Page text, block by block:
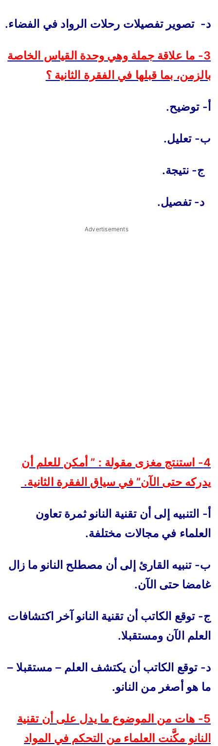
د- تصوير تفصيلات رحلات الرواد في الفضاء.
3- ما علاقة جملة وهي وحدة القياس الخاصة
بالزمن، بما قبلها في الفقرة الثانية ؟
أ- توضيح.
ب- تعليل.
ج- نتيجة.
د- تفصيل.
Advertisements
4- استنتج مغزى مقولة : ” أمكن للعلم أن
يدركه حتى الآن” في سياق الفقرة الثانية.
أ- التنبيه إلى أن تقنية النانو ثمرة تعاون
العلماء في مجالات مختلفة.
ب- تنبيه القارئ إلى أن مصطلح النانو ما زال
غامضا حتى الآن.
ج- توقع الكاتب أن تقنية النانو آخر اكتشافات
العلم الآن ومستقبلا.
د- توقع الكاتب أن يكتشف العلم – مستقبلا –
ما هو أصغر من النانو.
5- هات من الموضوع ما يدل على أن تقنية
النانو مكَّنت العلماء من التحكم في المواد